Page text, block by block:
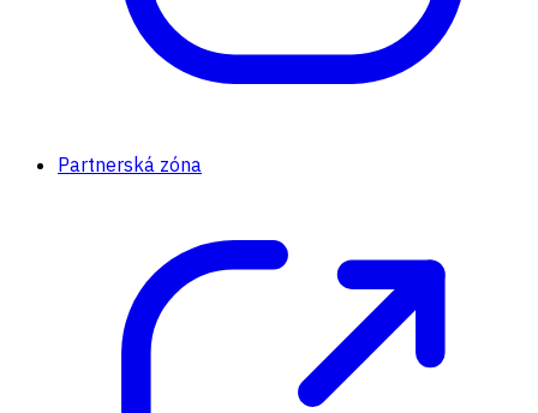
Partnerská zóna